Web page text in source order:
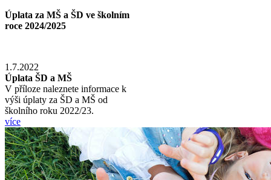
Úplata za MŠ a ŠD ve školním
roce 2024/2025
1.7.2022
Úplata ŠD a MŠ
V příloze naleznete informace k
výši úplaty za ŠD a MŠ od
školního roku 2022/23.
více